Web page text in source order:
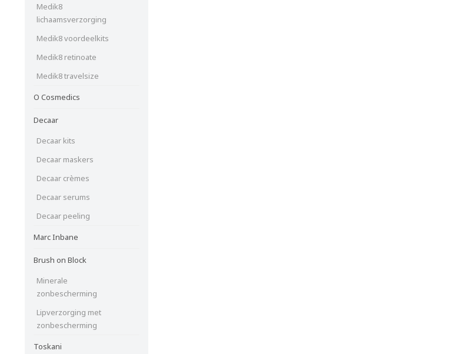
Medik8
lichaamsverzorging
Medik8 voordeelkits
Medik8 retinoate
Medik8 travelsize
O Cosmedics
Decaar
Decaar kits
Decaar maskers
Decaar crèmes
Decaar serums
Decaar peeling
Marc Inbane
Brush on Block
Minerale
zonbescherming
Lipverzorging met
zonbescherming
Toskani